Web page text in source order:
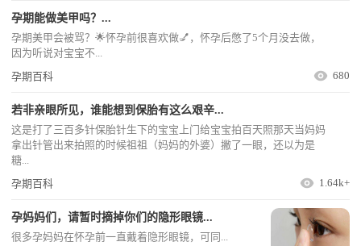
孕期能做美甲吗？...
孕期美甲会被骂？🌟怀孕前很喜欢做💅，怀孕后憋了5个月没去做，
因为听说对宝宝不...
孕期百科
680
若非亲眼所见，谁能想到保胎有这么艰辛...
这是打了三百多针保胎针生下的宝宝上门给宝宝拍百天照那天当妈妈
拿出针管出来拍照的时候祖祖（妈妈的外婆）撇了一眼，还以为是
糖...
孕期百科
1.64k+
孕妈妈们，请暂时摘掉你们的隐形眼镜...
很多孕妈妈在怀孕前一直戴着隐形眼镜，可同...